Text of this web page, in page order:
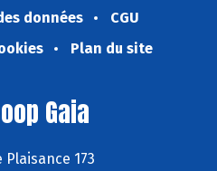
données
CGU
Plan du site
Gaia
Plaisance 173